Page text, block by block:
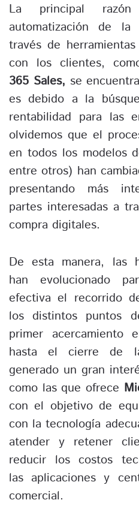
La principal
automatización de
través de
con los clientes,
365 Sales, se
es debido a la
rentabilidad para las
olvidemos que el
en todos los modelos
entre otros) han
presentando más
partes interesadas a
compra digitales.
De esta manera, las
han evolucionado
efectiva el recorrido
los distintos puntos
primer
hasta el cierre de
generado un gran
como las que ofrece
con el objetivo de
con la tecnología
atender y retener
reducir los costos
las aplicaciones y
comercial.